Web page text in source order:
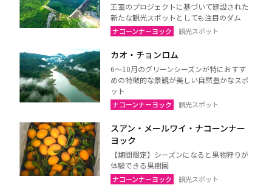
王室のプロジェクトに基づいて建設された
新たな観光スポットとしても注目のダム
ナコーンナーヨック 観光スポット
カオ・チョンロム
6～10月のグリーンシーズンが特におすす
めの特徴的な景観が美しい自然豊かなスポ
ット
ナコーンナーヨック 観光スポット
スアン・メールワイ・ナコーンナー
ヨック
【期間限定】シーズンになると果物狩りが
体験できる果樹園
ナコーンナーヨック 観光スポット